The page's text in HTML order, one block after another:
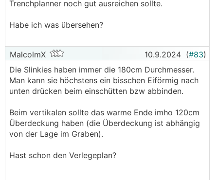
Trenchplanner noch gut ausreichen sollte.
Habe ich was übersehen?
MalcolmX 10.9.2024 (#83)
Die Slinkies haben immer die 180cm Durchmesser.
Man kann sie höchstens ein bisschen Eiförmig nach
unten drücken beim einschütten bzw abbinden.
Beim vertikalen sollte das warme Ende imho 120cm
Überdeckung haben (die Überdeckung ist abhängig
von der Lage im Graben).
Hast schon den Verlegeplan?